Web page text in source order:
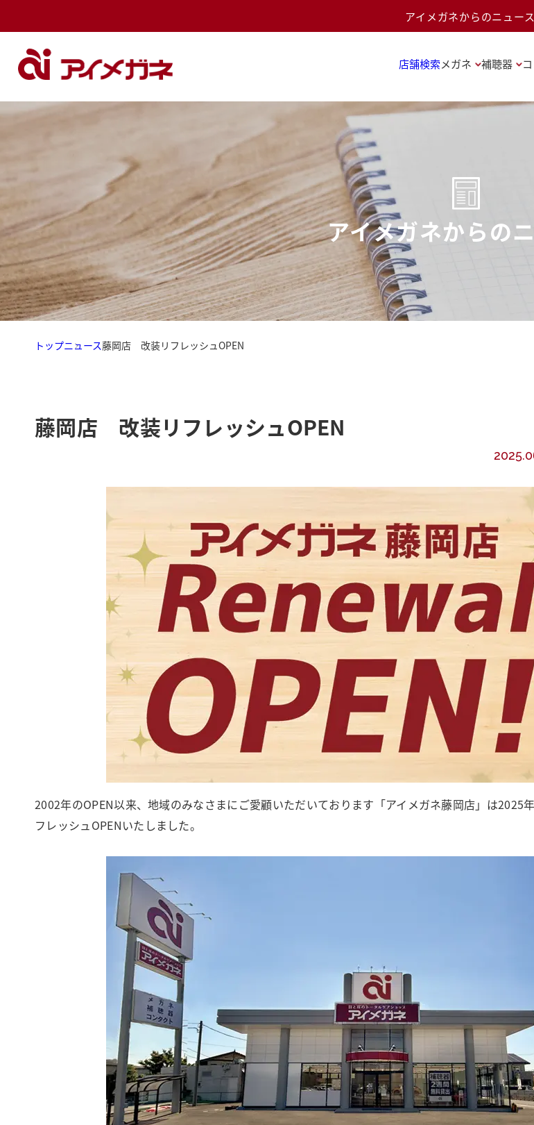
アイメガネからのニュー
店舗検索メガネ 補聴器
アイメガネからの
トップニュース藤岡店 改装リフレッシュOPEN
藤岡店 改装リフレッシュOPEN
2002年のOPEN以来、地域のみなさまにご愛顧いただいております「アイメガネ藤岡店」は2025
フレッシュOPENいたしました。